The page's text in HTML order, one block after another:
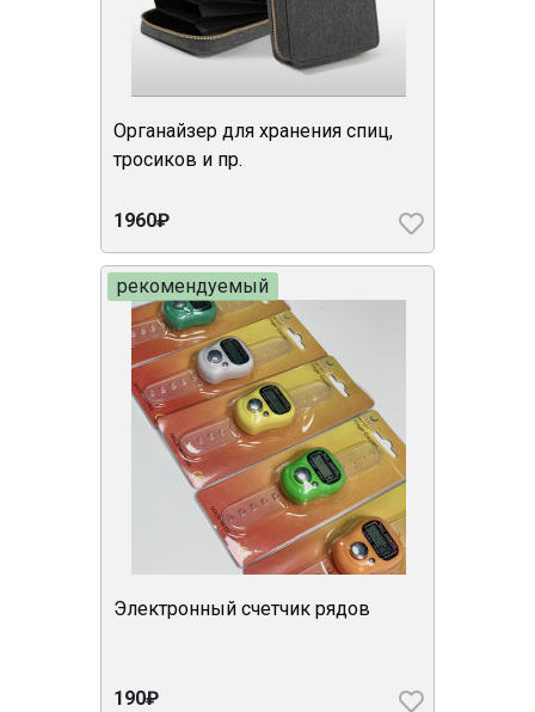
Органайзер для хранения спиц,
тросиков и пр.
1960₽
Электронный счетчик рядов
190₽
рекомендуемый